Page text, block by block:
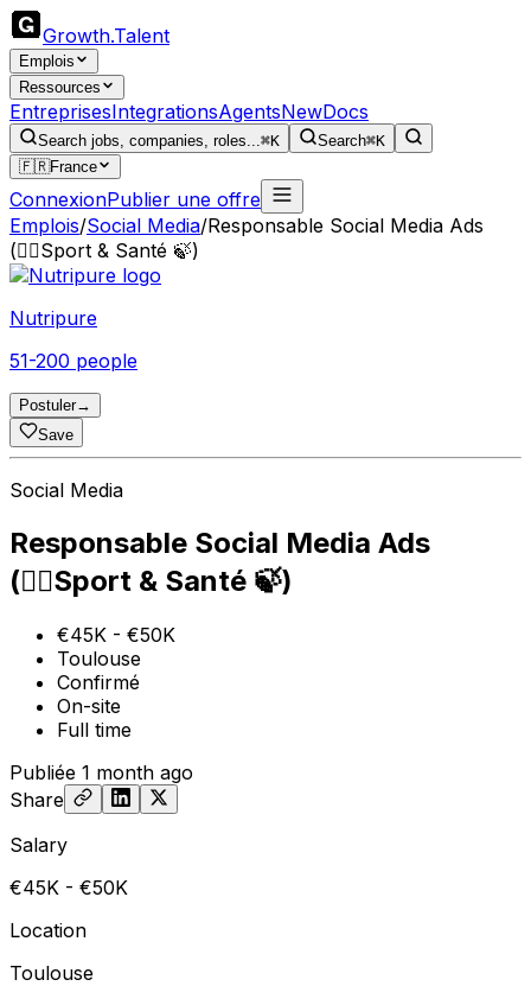
Growth.Talent
Emplois
Ressources
EntreprisesIntegrationsAgentsNewDocs
Search jobs, companies, roles...⌘K Search⌘K
🇫🇷France
ConnexionPublier une offre
Emplois/Social Media/Responsable Social Media Ads
(🏃‍♀️Sport & Santé 🍃)
Nutripure
51-200 people
Postuler→
Save
Social Media
Responsable Social Media Ads
(🏃‍♀️Sport & Santé 🍃)
€45K - €50K
Toulouse
Confirmé
On-site
Full time
Publiée 1 month ago
Share
Salary
€45K - €50K
Location
Toulouse